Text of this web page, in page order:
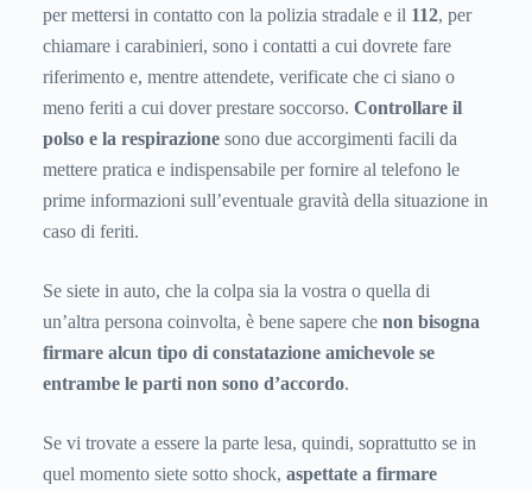
per mettersi in contatto con la polizia stradale e il 112, per
chiamare i carabinieri, sono i contatti a cui dovrete fare
riferimento e, mentre attendete, verificate che ci siano o
meno feriti a cui dover prestare soccorso. Controllare il
polso e la respirazione sono due accorgimenti facili da
mettere pratica e indispensabile per fornire al telefono le
prime informazioni sull’eventuale gravità della situazione in
caso di feriti.
Se siete in auto, che la colpa sia la vostra o quella di
un’altra persona coinvolta, è bene sapere che non bisogna
firmare alcun tipo di constatazione amichevole se
entrambe le parti non sono d’accordo.
Se vi trovate a essere la parte lesa, quindi, soprattutto se in
quel momento siete sotto shock, aspettate a firmare